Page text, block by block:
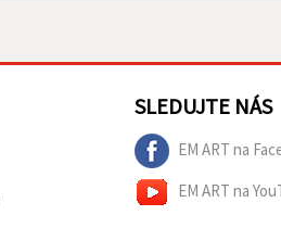
SLEDUJTE NÁS
EM ART na
EM ART na